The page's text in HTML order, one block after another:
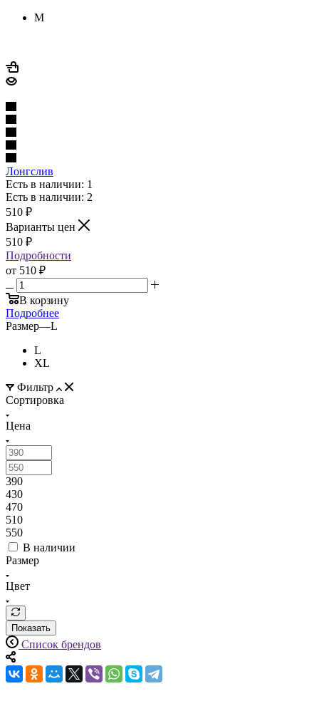
M
Лонгслив
Есть в наличии: 1
Есть в наличии: 2
510 ₽
Варианты цен
510 ₽
Подробности
от 510 ₽
В корзину
Подробнее
Размер—L
L
XL
Фильтр
Сортировка
Цена
390
430
470
510
550
В наличии
Размер
Цвет
Показать
Список брендов